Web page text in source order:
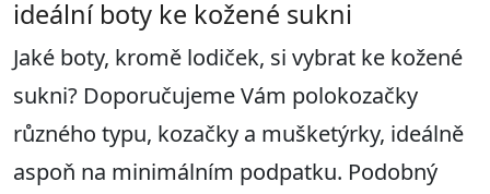
ideální boty ke kožené sukni
Jaké boty, kromě lodiček, si vybrat ke kožené
sukni? Doporučujeme Vám polokozačky
různého typu, kozačky a mušketýrky, ideálně
aspoň na minimálním podpatku. Podobný